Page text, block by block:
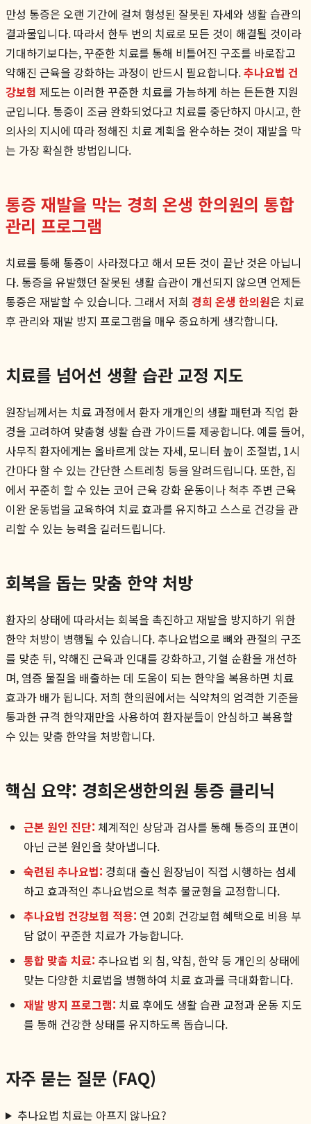
만성 통증은 오랜 기간에 걸쳐 형성된 잘못된 자세와 생활 습관의
결과물입니다. 따라서 한두 번의 치료로 모든 것이 해결될 것이라
기대하기보다는, 꾸준한 치료를 통해 비틀어진 구조를 바로잡고
약해진 근육을 강화하는 과정이 반드시 필요합니다.추나요법 건
강보험 제도는 이러한 꾸준한 치료를 가능하게 하는 든든한 지원
군입니다. 통증이 조금 완화되었다고 치료를 중단하지 마시고, 한
의사의 지시에 따라 정해진 치료 계획을 완수하는 것이 재발을 막
는 가장 확실한 방법입니다.
통증 재발을 막는 경희 온생 한의원의 통합
관리 프로그램
치료를 통해 통증이 사라졌다고 해서 모든 것이 끝난 것은 아닙니
다. 통증을 유발했던 잘못된 생활 습관이 개선되지 않으면 언제든
통증은 재발할 수 있습니다. 그래서 저희 경희 온생 한의원은 치료
후 관리와 재발 방지 프로그램을 매우 중요하게 생각합니다.
치료를 넘어선 생활 습관 교정 지도
원장님께서는 치료 과정에서 환자 개개인의 생활 패턴과 직업 환
경을 고려하여 맞춤형 생활 습관 가이드를 제공합니다. 예를 들어,
사무직 환자에게는 올바르게 앉는 자세, 모니터 높이 조절법, 1시
간마다 할 수 있는 간단한 스트레칭 등을 알려드립니다. 또한, 집
에서 꾸준히 할 수 있는 코어 근육 강화 운동이나 척추 주변 근육
이완 운동법을 교육하여 치료 효과를 유지하고 스스로 건강을 관
리할 수 있는 능력을 길러드립니다.
회복을 돕는 맞춤 한약 처방
환자의 상태에 따라서는 회복을 촉진하고 재발을 방지하기 위한
한약 처방이 병행될 수 있습니다. 추나요법으로 뼈와 관절의 구조
를 맞춘 뒤, 약해진 근육과 인대를 강화하고, 기혈 순환을 개선하
며, 염증 물질을 배출하는 데 도움이 되는 한약을 복용하면 치료
효과가 배가 됩니다. 저희 한의원에서는 식약처의 엄격한 기준을
통과한 규격 한약재만을 사용하여 환자분들이 안심하고 복용할
수 있는 맞춤 한약을 처방합니다.
핵심 요약: 경희온생한의원 통증 클리닉
근본 원인 진단: 체계적인 상담과 검사를 통해 통증의 표면이
아닌 근본 원인을 찾아냅니다.
숙련된 추나요법: 경희대 출신 원장님이 직접 시행하는 섬세
하고 효과적인 추나요법으로 척추 불균형을 교정합니다.
추나요법 건강보험 적용: 연 20회 건강보험 혜택으로 비용 부
담 없이 꾸준한 치료가 가능합니다.
통합 맞춤 치료: 추나요법 외 침, 약침, 한약 등 개인의 상태에
맞는 다양한 치료법을 병행하여 치료 효과를 극대화합니다.
재발 방지 프로그램: 치료 후에도 생활 습관 교정과 운동 지도
를 통해 건강한 상태를 유지하도록 돕습니다.
자주 묻는 질문 (FAQ)
추나요법 치료는 아프지 않나요?